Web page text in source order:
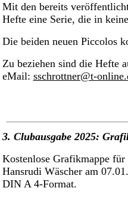
Mit den bereits
Hefte eine Serie, die in
Die beiden neuen Piccolos
Zu beziehen sind die Hefte
eMail: sschrottner@t-
3. Clubausgabe 2025:
Kostenlose Grafikmappe
Hansrudi Wäscher am
DIN A 4-Format.